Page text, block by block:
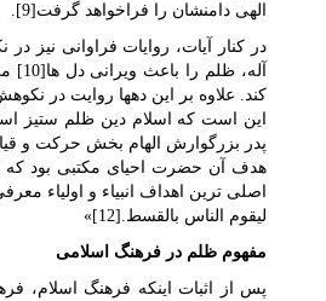
الهی دامنشان را فراخواهد گرفت[9].
در کنار آیات، روایات فراوانی نیز
کند. علاوه بر این دهها روایت در
این است که اسلام دین ظلم ستیز
پدر بزرگوارش الهام بخش حرکت و
هدف آن حضرت احیای مکتبی بود که
اصلی ترین اهداف انبیاء و اولیاء
لیقوم الناس بالقسط.[12]»
مفهوم ظلم در فرهنگ اسلامی
پس از اثبات اینکه فرهنگ اسلام،